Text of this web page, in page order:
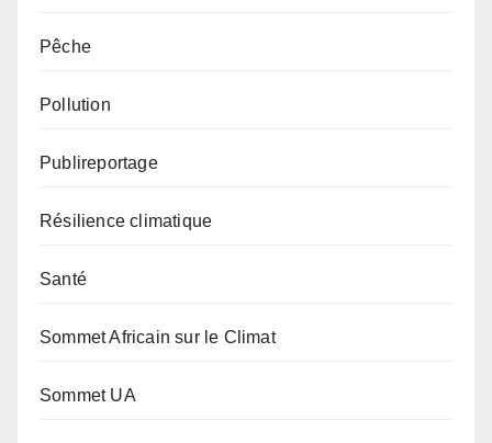
Pêche
Pollution
Publireportage
Résilience climatique
Santé
Sommet Africain sur le Climat
Sommet UA